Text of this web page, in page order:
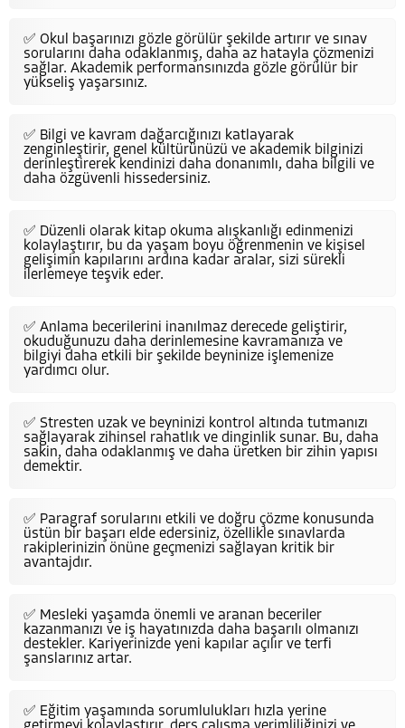
✅ Okul başarınızı gözle görülür şekilde artırır ve sınav
sorularını daha odaklanmış, daha az hatayla çözmenizi
sağlar. Akademik performansınızda gözle görülür bir
yükseliş yaşarsınız.
✅ Bilgi ve kavram dağarcığınızı katlayarak
zenginleştirir, genel kültürünüzü ve akademik bilginizi
derinleştirerek kendinizi daha donanımlı, daha bilgili ve
daha özgüvenli hissedersiniz.
✅ Düzenli olarak kitap okuma alışkanlığı edinmenizi
kolaylaştırır, bu da yaşam boyu öğrenmenin ve kişisel
gelişimin kapılarını ardına kadar aralar, sizi sürekli
ilerlemeye teşvik eder.
✅ Anlama becerilerini inanılmaz derecede geliştirir,
okuduğunuzu daha derinlemesine kavramanıza ve
bilgiyi daha etkili bir şekilde beyninize işlemenize
yardımcı olur.
✅ Stresten uzak ve beyninizi kontrol altında tutmanızı
sağlayarak zihinsel rahatlık ve dinginlik sunar. Bu, daha
sakin, daha odaklanmış ve daha üretken bir zihin yapısı
demektir.
✅ Paragraf sorularını etkili ve doğru çözme konusunda
üstün bir başarı elde edersiniz, özellikle sınavlarda
rakiplerinizin önüne geçmenizi sağlayan kritik bir
avantajdır.
✅ Mesleki yaşamda önemli ve aranan beceriler
kazanmanızı ve iş hayatınızda daha başarılı olmanızı
destekler. Kariyerinizde yeni kapılar açılır ve terfi
şanslarınız artar.
✅ Eğitim yaşamında sorumlulukları hızla yerine